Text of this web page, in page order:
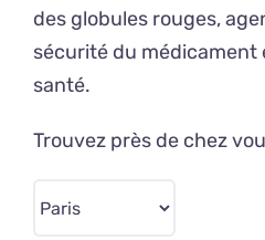
des globules rouges,
sécurité du médicament
santé.
Trouvez près de chez